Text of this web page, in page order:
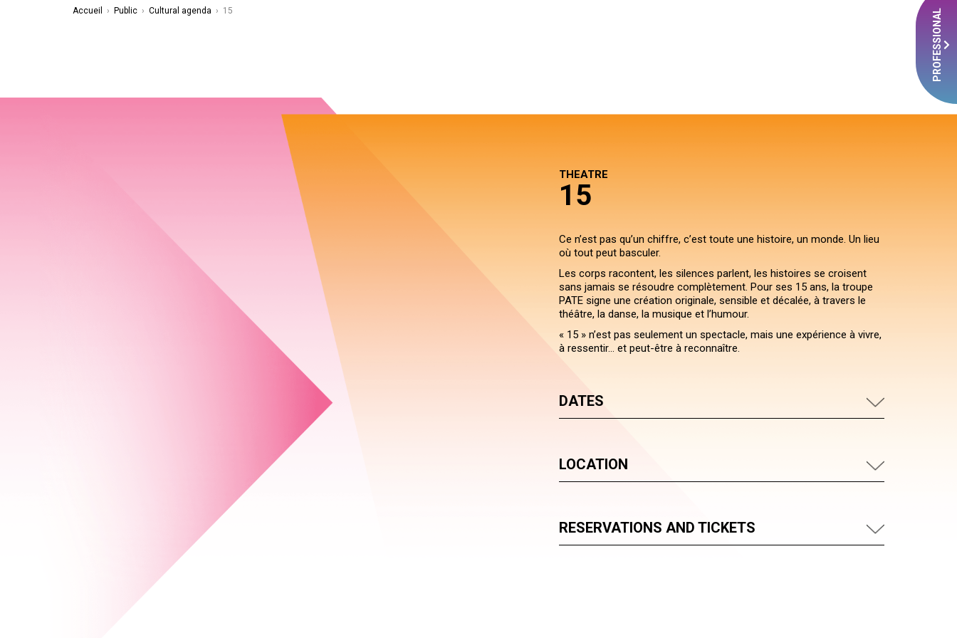
PROFESSIONAL
Accueil › Public › Cultural agenda › 15
THEATRE
15
Ce n’est pas qu’un chiffre, c’est toute une histoire, un monde. Un lieu
où tout peut basculer.
Les corps racontent, les silences parlent, les histoires se croisent
sans jamais se résoudre complètement. Pour ses 15 ans, la troupe
PATE signe une création originale, sensible et décalée, à travers le
théâtre, la danse, la musique et l’humour.
« 15 » n’est pas seulement un spectacle, mais une expérience à vivre,
à ressentir… et peut-être à reconnaître.
DATES
LOCATION
RESERVATIONS AND TICKETS